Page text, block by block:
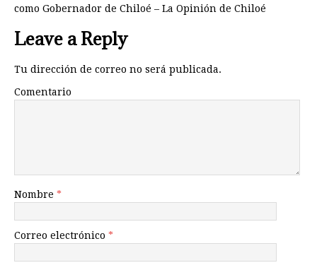
como Gobernador de Chiloé – La Opinión de Chiloé
Leave a Reply
Tu dirección de correo no será publicada.
Comentario
Nombre *
Correo electrónico *